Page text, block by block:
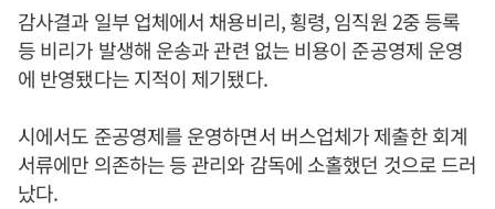
감사결과 일부 업체에서 채용비리, 횡령, 임직원 2중 등록
등 비리가 발생해 운송과 관련 없는 비용이 준공영제 운영
에 반영됐다는 지적이 제기됐다.
시에서도 준공영제를 운영하면서 버스업체가 제출한 회계
서류에만 의존하는 등 관리와 감독에 소홀했던 것으로 드러
났다.